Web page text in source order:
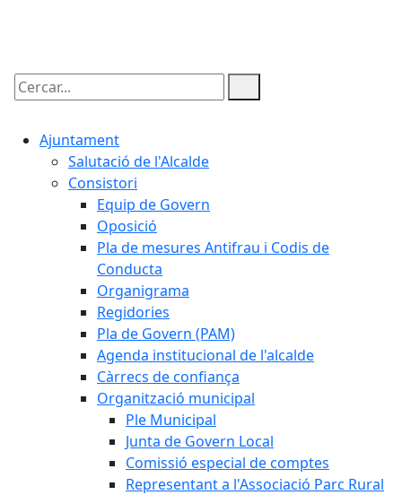
Cercar:
Ajuntament
Salutació de l'Alcalde
Consistori
Equip de Govern
Oposició
Pla de mesures Antifrau i Codis de
Conducta
Organigrama
Regidories
Pla de Govern (PAM)
Agenda institucional de l'alcalde
Càrrecs de confiança
Organització municipal
Ple Municipal
Junta de Govern Local
Comissió especial de comptes
Representant a l'Associació Parc Rural